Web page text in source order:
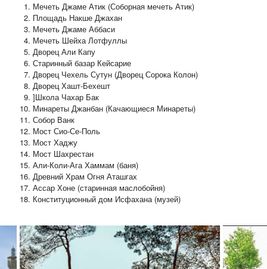
Мечеть Джаме Атик (Соборная мечеть Атик)
Площадь Накше Джахан
Мечеть Джаме Аббаси
Мечеть Шейха Лотфуллы
Дворец Али Капу
Старинный базар Кейсарие
Дворец Чехель Сутун (Дворец Сорока Колон)
Дворец Хашт-Бехешт
]Школа Чахар Бак
Минареты Джанбан (Качающиеся Минареты)
Собор Ванк
Мост Сио-Се-Поль
Мост Хаджу
Мост Шахрестан
Али-Коли-Ага Хаммам (баня)
Древний Храм Огня Аташгах
Ассар Хоне (старинная маслобойня)
Конституционный дом Исфахана (музей)